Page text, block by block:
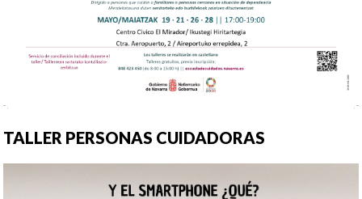
TALLER PERSONAS CUIDADORAS